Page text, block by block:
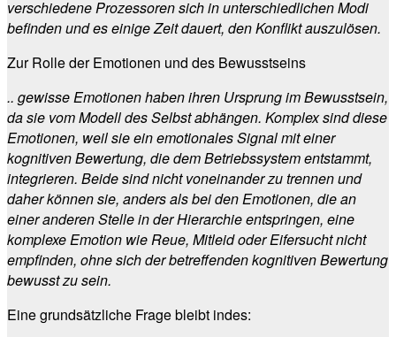
verschiedene Prozessoren sich in unterschiedlichen Modi
befinden und es einige Zeit dauert, den Konflikt auszulösen.
Zur Rolle der Emotionen und des Bewusstseins
.. gewisse Emotionen haben ihren Ursprung im Bewusstsein,
da sie vom Modell des Selbst abhängen. Komplex sind diese
Emotionen, weil sie ein emotionales Signal mit einer
kognitiven Bewertung, die dem Betriebssystem entstammt,
integrieren. Beide sind nicht voneinander zu trennen und
daher können sie, anders als bei den Emotionen, die an
einer anderen Stelle in der Hierarchie entspringen, eine
komplexe Emotion wie Reue, Mitleid oder Eifersucht nicht
empfinden, ohne sich der betreffenden kognitiven Bewertung
bewusst zu sein.
Eine grundsätzliche Frage bleibt indes: